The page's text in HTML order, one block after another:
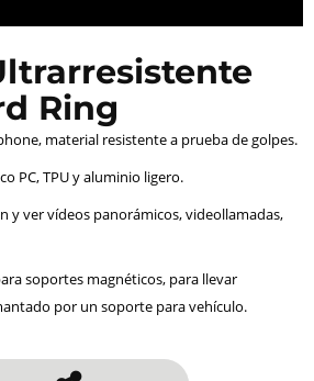
Ring
material resistente a prueba de golpes.
PC, TPU y aluminio ligero.
y ver vídeos panorámicos, videollamadas,
soportes magnéticos, para llevar
por un soporte para vehículo.